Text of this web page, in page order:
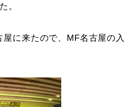
。
屋に来たので、MF名古屋の